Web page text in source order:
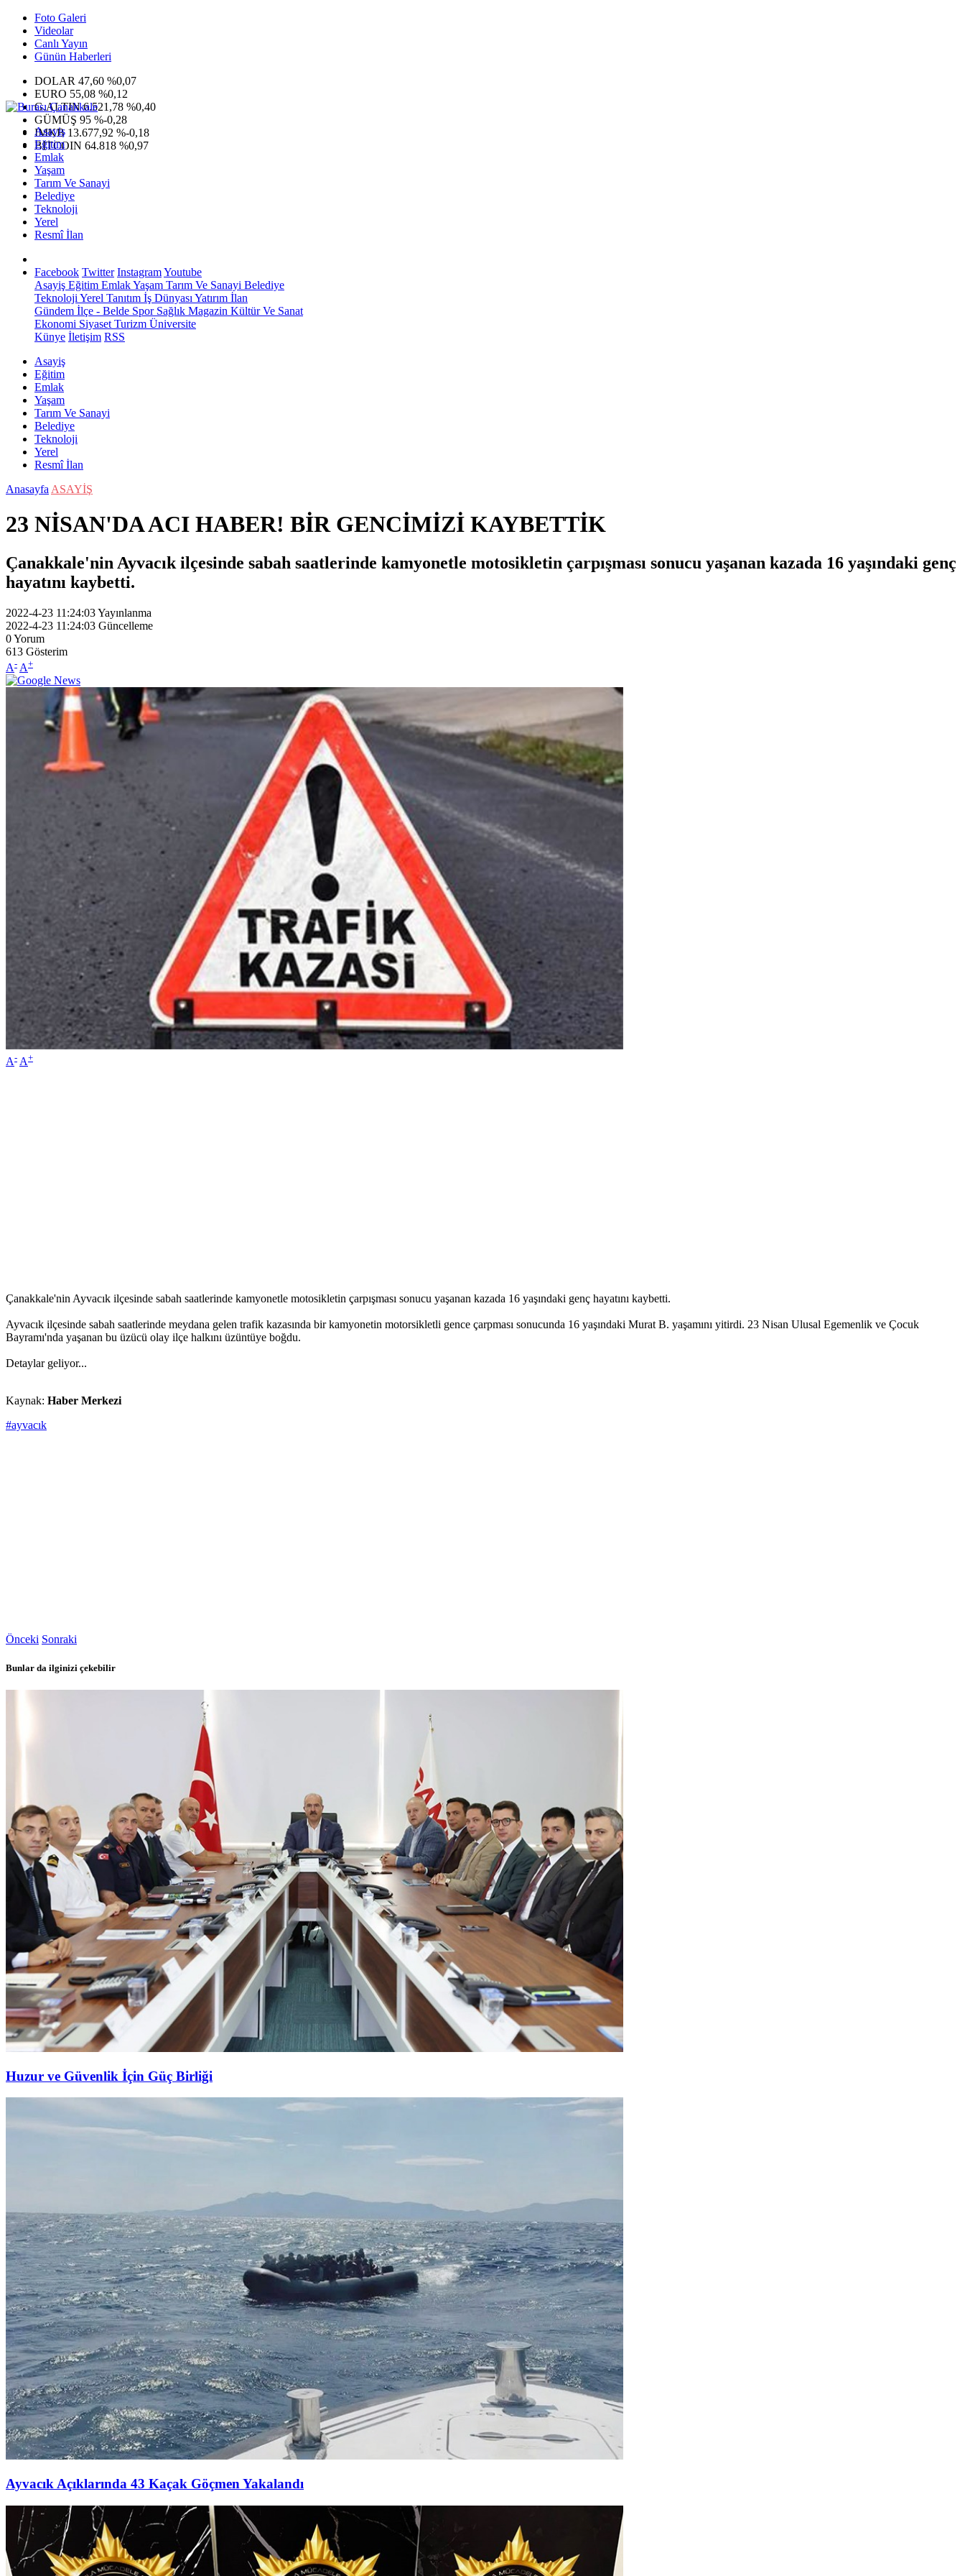
Foto Galeri
Videolar
Canlı Yayın
Günün Haberleri
DOLAR 47,60 %0,07
EURO 55,08 %0,12
G.ALTIN6.521,78 %0,40
GÜMÜŞ 95 %-0,28
IMKB 13.677,92 %-0,18
BITCOIN 64.818 %0,97
Asayiş
Eğitim
Emlak
Yaşam
Tarım Ve Sanayi
Belediye
Teknoloji
Yerel
Resmî İlan
Facebook Twitter InstagramYoutube
Asayiş Eğitim EmlakYaşam Tarım Ve Sanayi Belediye
Teknoloji Yerel Tanıtım İş Dünyası Yatırım İlan
Gündem İlçe - Belde SporSağlık Magazin Kültür Ve Sanat
Ekonomi Siyaset Turizm Üniversite
Künye İletişim RSS
Asayiş
Eğitim
Emlak
Yaşam
Tarım Ve Sanayi
Belediye
Teknoloji
Yerel
Resmî İlan
Anasayfa ASAYİŞ
23 NİSAN'DA ACI HABER! BİR GENCİMİZİ KAYBETTİK
Çanakkale'nin Ayvacık ilçesinde sabah saatlerinde kamyonetle motosikletin çarpışması sonucu yaşanan kazada 16 yaşındaki genç
hayatını kaybetti.
2022-4-23 11:24:03Yayınlanma
2022-4-23 11:24:03 Güncelleme
0Yorum
613 Gösterim
A- A+
A- A+
Çanakkale'nin Ayvacık ilçesinde sabah saatlerinde kamyonetle motosikletin çarpışması sonucu yaşanan kazada 16 yaşındaki genç hayatını kaybetti.
Ayvacık ilçesinde sabah saatlerinde meydana gelen trafik kazasında bir kamyonetin motorsikletli gence çarpması sonucunda 16 yaşındaki Murat B. yaşamını yitirdi. 23 Nisan Ulusal Egemenlik ve Çocuk
Bayramı'nda yaşanan bu üzücü olay ilçe halkını üzüntüye boğdu.
Detaylar geliyor...
Kaynak: Haber Merkezi
#ayvacık
Önceki Sonraki
Bunlar da ilginizi çekebilir
Huzur ve Güvenlik İçin Güç Birliği
Ayvacık Açıklarında 43 Kaçak Göçmen Yakalandı